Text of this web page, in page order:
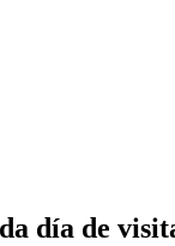
día de